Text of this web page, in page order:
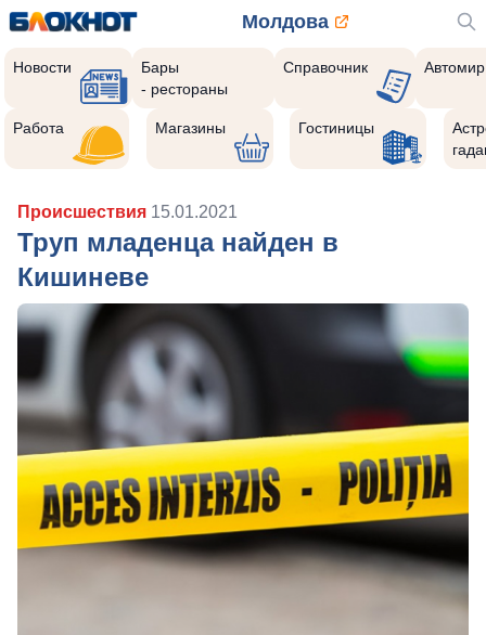
Молдова
Новости
Бары
- рестораны
Справочник Автомир
Работа Магазины Гостиницы
Происшествия 15.01.2021
Труп младенца найден в
Кишиневе